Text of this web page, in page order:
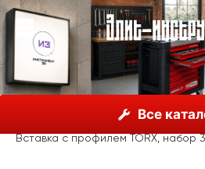
Все
Unior,
Вставки и аксессуары
Вставка с профилем TORX, набор